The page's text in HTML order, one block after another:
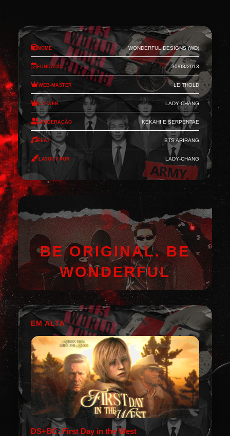
Nome Wonderful Designs (WD)
Fundado 30/08/2013
Web-Master Leithold
Co-Web Lady-Chang
Moderação Kekahi e Serpentae
Feat BTS Arirang
Layout por Lady-Chang
BE ORIGINAL. BE
WONDERFUL
EM ALTA
DS+BC: First Day in the West